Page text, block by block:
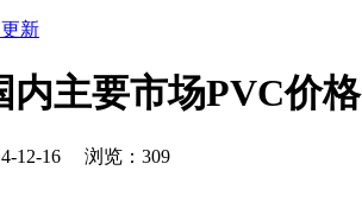
新
内主要市场PVC价格
12-16 浏览： 309